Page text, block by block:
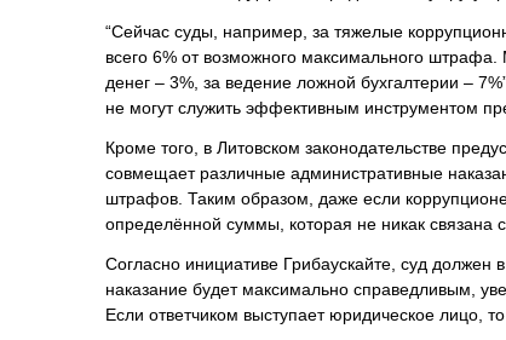
“Сейчас суды, например, за тяжелые
всего 6% от возможного максимального
денег – 3%, за ведение ложной бухгалтерии –
не могут служить эффективным инструментом
Кроме того, в Литовском законодательстве
совмещает различные административные
штрафов. Таким образом, даже если
определённой суммы, которая не никак связана
Согласно инициативе Грибаускайте, суд
наказание будет максимально справедливым,
Если ответчиком выступает юридическое лицо,